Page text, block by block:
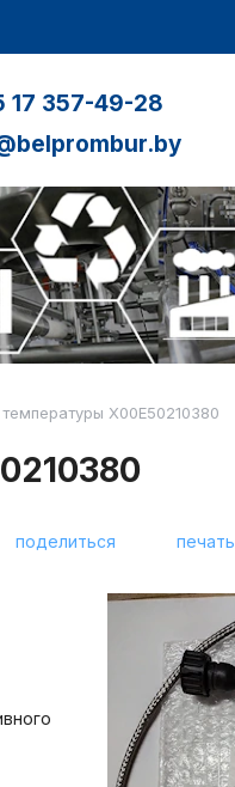
17 357-49-28
X00E50210380
поделиться печать